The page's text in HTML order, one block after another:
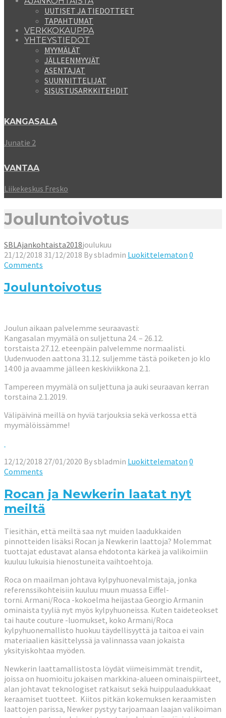
UUTISET JA TIEDOTTEET
TAPAHTUMAT
VERKKOKAUPPA
YHTEYSTIEDOT
MYYMÄLÄT
JÄLLEENMYYJÄT
ASENTAJAT
SUUNNITTELIJAT
SISUSTUSARKKITEHDIT
KANGASALA
Junatie 2
VANTAA
Liikekeskus Fresko
Jouluntoivotus
SBLAjankohtaista2018joulukuu
21/12/2018 31/12/2018 Bysbladmin Luokittelematon 0
Comments
Jouluntoivotus
Joulun aikaan palvelemme seuraavasti:
Kangasalan myymälä on suljettuna 24. – 26.12.
torstaista 27.12. eteenpäin palvelemme normaalisti.
Uudenvuoden aattona 31.12. suljemme tästä poiketen jo klo
14:00 ja avaamme jälleen keskiviikkona 2.1.
Tampereen myymälä on suljettuna ja auki seuraavan kerran
torstaina 2.1.2019.
Välipäivinä meillä on hyviä tarjouksia sekä verkossa että
myymälöissämme!
12/12/2018 27/01/2020 Bysbladmin Luokittelematon 0
Comments
Rocan ja Newkerin laatat nyt
meiltä
Tiesithän, että meiltä saa nyt muiden laadukkaiden
pinnotteiden lisäksi Rocan ja Newkerin laattoja? Molemmat
tuottajat edustavat alansa ehdotonta kärkeä ja valikoimiin
kuuluu lukuisia hienostuneita vaihtoehtoja.
Roca on maailman johtava kylpyhuonevalmistaja, jonka
referenssikohteisiin kuuluu muun muassa Eiffel-
torni. Armani/Roca -kokoelma heijastaa Georgio Armanin
ominaista tyyliä nyt myös kylpyhuoneissa. Kuten taideteokset
tai haute couture -luomukset, koko Armani/Roca
kylpyhuonemallisto huokuu täydellisyyttä ja taitoa ei vain
materiaalien käsittelyssä ja valinnassa vaan jokaista
yksityiskohtaa myöden.
Newkerin laattamallistosta löydät viimeisimmät trendit,
joissa on huomioitu jokaisen markkina-alueen ominaispiirteet,
alan johtavat teknologiset ratkaisut sekä huippulaadukkaat
keraamiset tuotteet. Kiitos pitkän kokemuksen keraamisten
laattojen parissa, Newker pystyy tarjoamaan laajan valikoiman